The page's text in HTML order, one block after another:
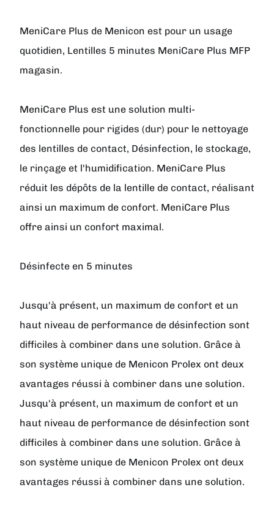
MeniCare Plus de Menicon est pour un usage
quotidien, Lentilles 5 minutes MeniCare Plus MFP
magasin.
MeniCare Plus est une solution multi-
fonctionnelle pour rigides (dur) pour le nettoyage
des lentilles de contact, Désinfection, le stockage,
le rinçage et l'humidification. MeniCare Plus
réduit les dépôts de la lentille de contact, réalisant
ainsi un maximum de confort. MeniCare Plus
offre ainsi un confort maximal.
Désinfecte en 5 minutes
Jusqu'à présent, un maximum de confort et un
haut niveau de performance de désinfection sont
difficiles à combiner dans une solution. Grâce à
son système unique de Menicon Prolex ont deux
avantages réussi à combiner dans une solution.
Jusqu'à présent, un maximum de confort et un
haut niveau de performance de désinfection sont
difficiles à combiner dans une solution. Grâce à
son système unique de Menicon Prolex ont deux
avantages réussi à combiner dans une solution.